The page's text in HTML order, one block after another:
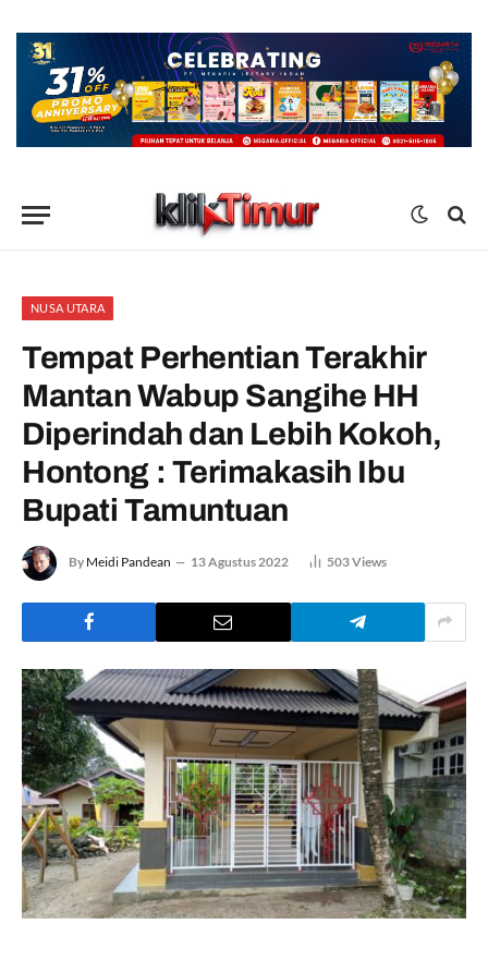
NUSA UTARA
Tempat Perhentian Terakhir
Mantan Wabup Sangihe HH
Diperindah dan Lebih Kokoh,
Hontong : Terimakasih Ibu
Bupati Tamuntuan
By Meidi Pandean 13 Agustus 2022 503Views